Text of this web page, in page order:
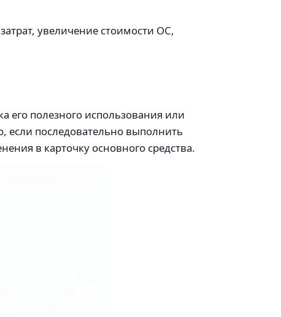
увеличение стоимости ОС,
его полезного использования или
если последовательно выполнить
в карточку основного средства.